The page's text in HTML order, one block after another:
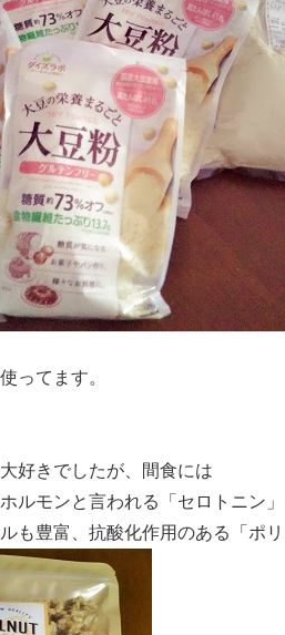
ってます。
好きでしたが、間食には
ルモンと言われる「セロトニン」
も豊富、抗酸化作用のある「ポ